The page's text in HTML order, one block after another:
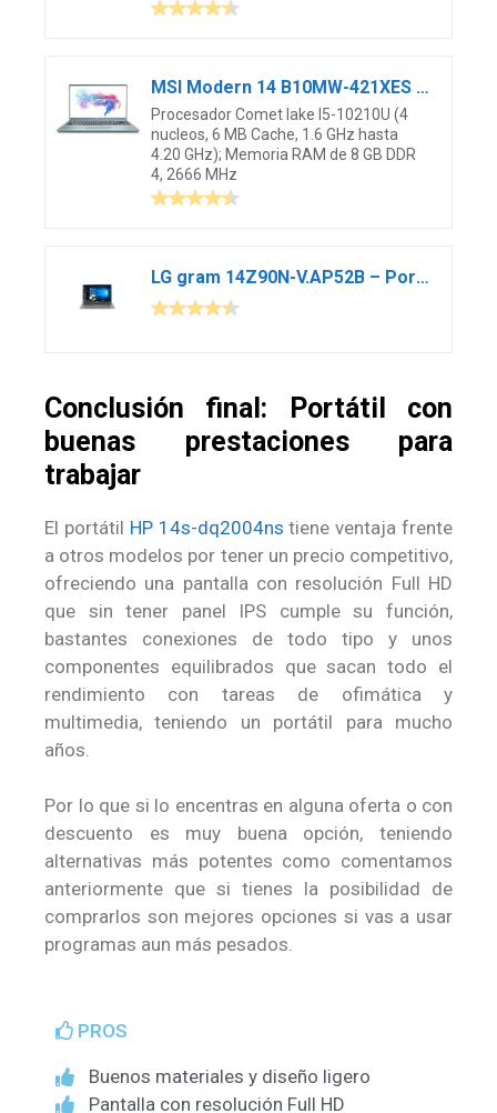
MSI Modern 14 B10MW-421XES – Ordenador portátil de 14″ FHD (Comet Lake I5-10210U, 8 GB RAM, Iris Xe Graphics, Sin Sistema Operativo), Roca Azul – Teclado QWERTY Espanol
Procesador Comet lake I5-10210U (4
nucleos, 6 MB Cache, 1.6 GHz hasta
4.20 GHz); Memoria RAM de 8 GB DDR
4, 2666 MHz
LG gram 14Z90N-V.AP52B – Portátil Ultraligero de 14″ FHD IPS (1kg, autonomía 18’5h, Intel i5 10ª Gen., Iris 655 Graphics, 8GB RAM, 256GB SSD NVMe, Windows 10 Home) Plata – Teclado Español
Conclusión final: Portátil con
buenas prestaciones para
trabajar
El portátil HP 14s-dq2004ns tiene ventaja frente
a otros modelos por tener un precio competitivo,
ofreciendo una pantalla con resolución Full HD
que sin tener panel IPS cumple su función,
bastantes conexiones de todo tipo y unos
componentes equilibrados que sacan todo el
rendimiento con tareas de ofimática y
multimedia, teniendo un portátil para mucho
años.
Por lo que si lo encentras en alguna oferta o con
descuento es muy buena opción, teniendo
alternativas más potentes como comentamos
anteriormente que si tienes la posibilidad de
comprarlos son mejores opciones si vas a usar
programas aun más pesados.
PROS
Buenos materiales y diseño ligero
Pantalla con resolución Full HD